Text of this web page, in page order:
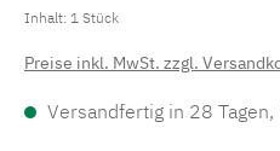
Inhalt: 1 Stück
Preise inkl. MwSt. zzgl.
Versandfertig in 28